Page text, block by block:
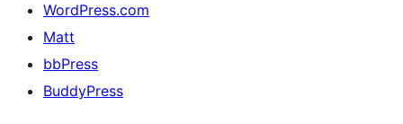
WordPress.com
Matt
bbPress
BuddyPress